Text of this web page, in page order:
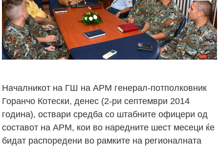
Началникот на ГШ на АРМ генерал-потполковник
Горанчо Котески, денес (2-ри септември 2014
година), оствари средба со штабните офицери од
составот на АРМ, кои во наредните шест месеци ќе
бидат распоредени во рамките на регионалната